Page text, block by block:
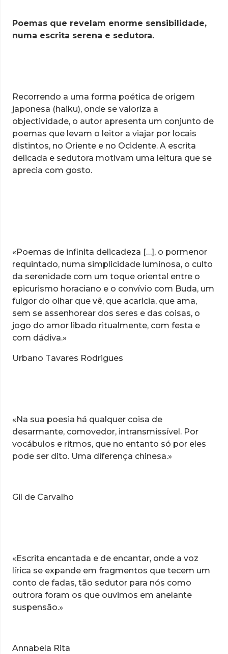
Poemas que revelam enorme sensibilidade,
numa escrita serena e sedutora.
Recorrendo a uma forma poética de origem
japonesa (haiku), onde se valoriza a
objectividade, o autor apresenta um conjunto de
poemas que levam o leitor a viajar por locais
distintos, no Oriente e no Ocidente. A escrita
delicada e sedutora motivam uma leitura que se
aprecia com gosto.
«Poemas de infinita delicadeza […], o pormenor
requintado, numa simplicidade luminosa, o culto
da serenidade com um toque oriental entre o
epicurismo horaciano e o convívio com Buda, um
fulgor do olhar que vê, que acaricia, que ama,
sem se assenhorear dos seres e das coisas, o
jogo do amor libado ritualmente, com festa e
com dádiva.»
Urbano Tavares Rodrigues
«Na sua poesia há qualquer coisa de
desarmante, comovedor, intransmissível. Por
vocábulos e ritmos, que no entanto só por eles
pode ser dito. Uma diferença chinesa.»
Gil de Carvalho
«Escrita encantada e de encantar, onde a voz
lírica se expande em fragmentos que tecem um
conto de fadas, tão sedutor para nós como
outrora foram os que ouvimos em anelante
suspensão.»
Annabela Rita